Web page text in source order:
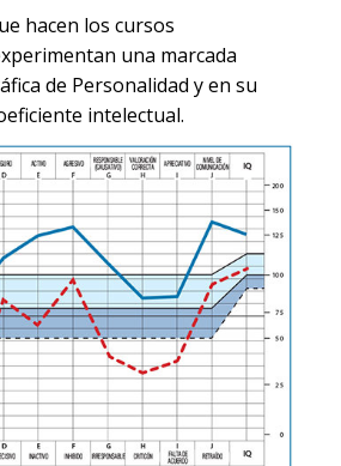
hacen los cursos
una marcada
de Personalidad y en su
intelectual.